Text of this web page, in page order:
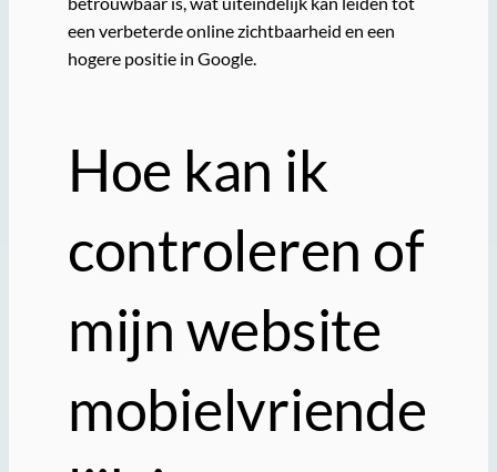
een verbeterde online zichtbaarheid en een
hogere positie in Google.
Hoe kan ik
controleren of
mijn website
mobielvriende